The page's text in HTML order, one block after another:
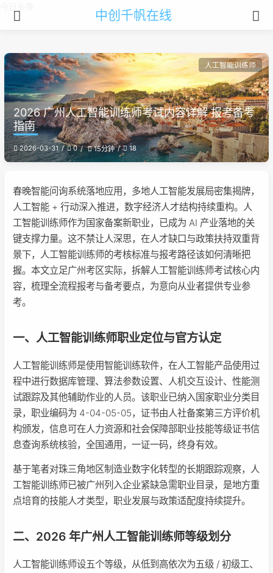
中创千帆在线
人工智能训练师
2026 广州人工智能训练师考试内容详解 报考备考
指南
2026-03-31 0 15分钟 18
春晚智能问询系统落地应用，多地人工智能发展局密集揭牌，
人工智能 + 行动深入推进，数字经济人才结构持续重构。人
工智能训练师作为国家备案新职业，已成为 AI 产业落地的关
键支撑力量。这不禁让人深思，在人才缺口与政策扶持双重背
景下，人工智能训练师的考核标准与报考路径该如何清晰把
握。本文立足广州考区实际，拆解人工智能训练师考试核心内
容，梳理全流程报考与备考要点，为意向从业者提供专业参
考。
一、人工智能训练师职业定位与官方认定
人工智能训练师是使用智能训练软件，在人工智能产品使用过
程中进行数据库管理、算法参数设置、人机交互设计、性能测
试跟踪及其他辅助作业的人员。该职业已纳入国家职业分类目
录，职业编码为 4-04-05-05，证书由人社备案第三方评价机
构颁发，信息可在人力资源和社会保障部职业技能等级证书信
息查询系统核验，全国通用，一证一码，终身有效。
基于笔者对珠三角地区制造业数字化转型的长期跟踪观察，人
工智能训练师已被广州列入企业紧缺急需职业目录，是地方重
点培育的技能人才类型，职业发展与政策适配度持续提升。
二、2026 年广州人工智能训练师等级划分
人工智能训练师设五个等级，从低到高依次为五级 / 初级工、